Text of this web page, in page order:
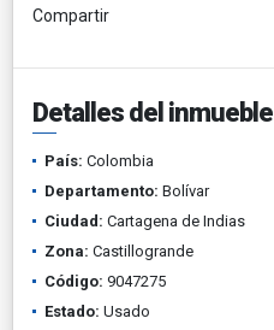
Compartir
Detalles del inmueble
País: Colombia
Departamento: Bolívar
Ciudad: Cartagena de Indias
Zona: Castillogrande
Código: 9047275
Estado: Usado